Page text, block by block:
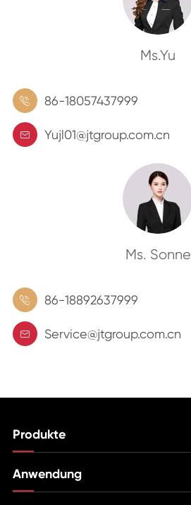
Ms.Yu
 86-18057437999
 Yujl01@jtgroup.com.cn
Ms. Sonne
 86-18892637999
 Service@jtgroup.com.cn
Produkte
Anwendung